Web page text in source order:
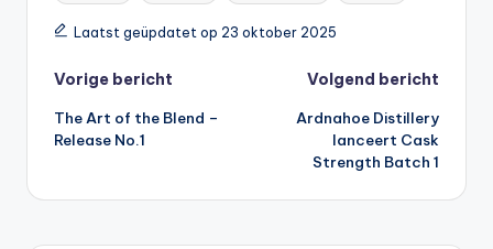
Laatst geüpdatet op 23 oktober 2025
Bericht
navigatie
Vorige bericht
The Art of the Blend –
Release No.1
Volgend bericht
Ardnahoe Distillery
lanceert Cask
Strength Batch 1